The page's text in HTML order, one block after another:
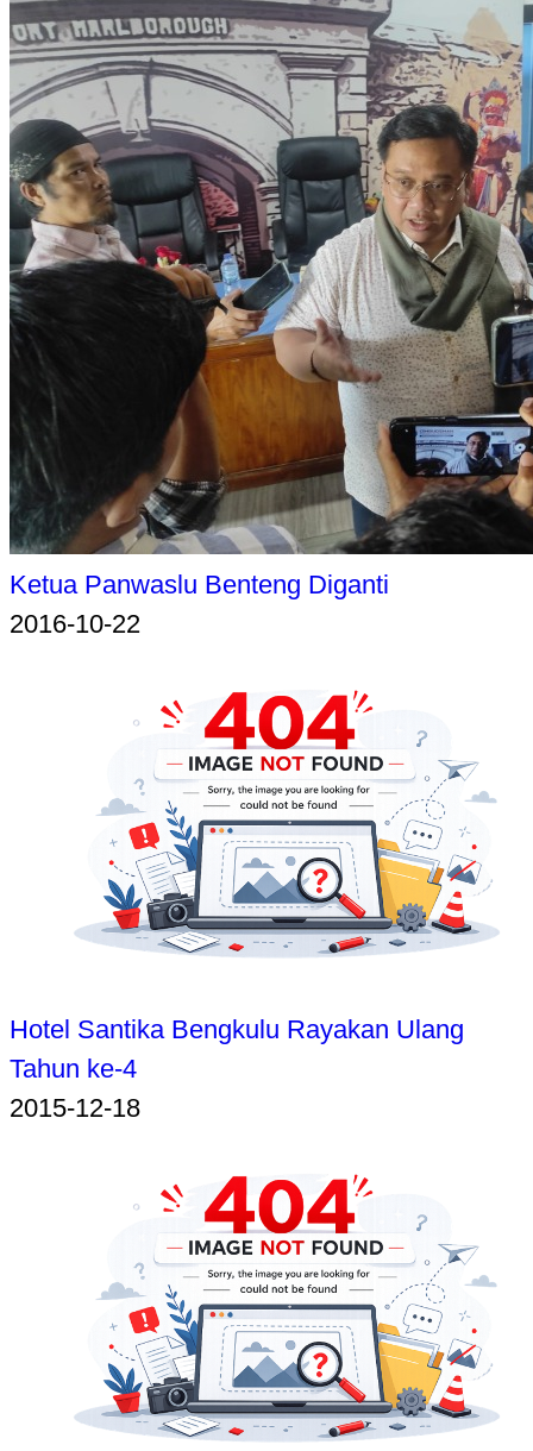
Ketua Panwaslu Benteng Diganti
2016-10-22
Hotel Santika Bengkulu Rayakan Ulang
Tahun ke-4
2015-12-18